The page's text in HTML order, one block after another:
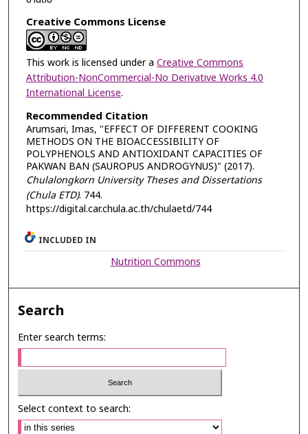
Creative Commons License
This work is licensed under a Creative Commons
Attribution-NonCommercial-No Derivative Works 4.0
International License.
Recommended Citation
Arumsari, Imas, "EFFECT OF DIFFERENT COOKING
METHODS ON THE BIOACCESSIBILITY OF
POLYPHENOLS AND ANTIOXIDANT CAPACITIES OF
PAKWAN BAN (SAUROPUS ANDROGYNUS)" (2017).
Chulalongkorn University Theses and Dissertations
(Chula ETD). 744.
https://digital.car.chula.ac.th/chulaetd/744
INCLUDED IN
Nutrition Commons
Search
Enter search terms:
Select context to search: